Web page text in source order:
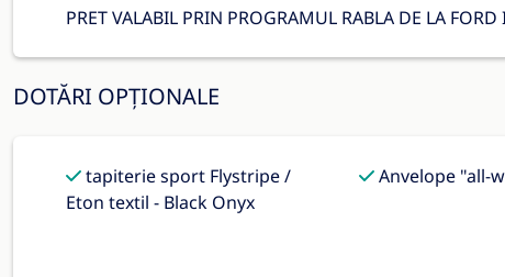
PRET VALABIL PRIN PROGRAMUL RABLA DE LA
DOTĂRI OPȚIONALE
tapiterie sport Flystripe /
Eton textil - Black Onyx
Anvelope "all-